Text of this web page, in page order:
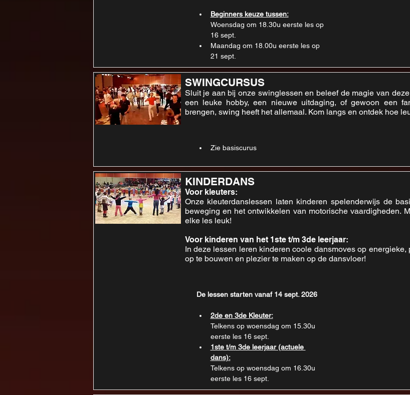
Beginners keuze tussen:
Woensdag om 18.30u eerste les op
16 sept.
Maandag om 18.00u eerste les op
21 sept.
SWINGCURSUS
Sluit je aan bij onze swinglessen en beleef de magie van
een leuke hobby, een nieuwe uitdaging, of gewoon een
brengen, swing heeft het allemaal. Kom langs en ontdek hoe
Zie basiscurus
KINDERDANS
Voor kleuters:
Onze kleuterdanslessen laten kinderen spelenderwijs de
beweging en het ontwikkelen van motorische vaardigheden.
elke les leuk!
Voor kinderen van het 1ste t/m 3de leerjaar:
In deze lessen leren kinderen coole dansmoves op
op te bouwen en plezier te maken op de dansvloer!
De lessen starten vanaf 14 sept. 2026
2de en 3de Kleuter:
Telkens op woensdag om 15.30u
eerste les 16 sept.
1ste t/m 3de leerjaar (actuele
dans):
Telkens op woensdag om 16.30u
eerste les 16 sept.